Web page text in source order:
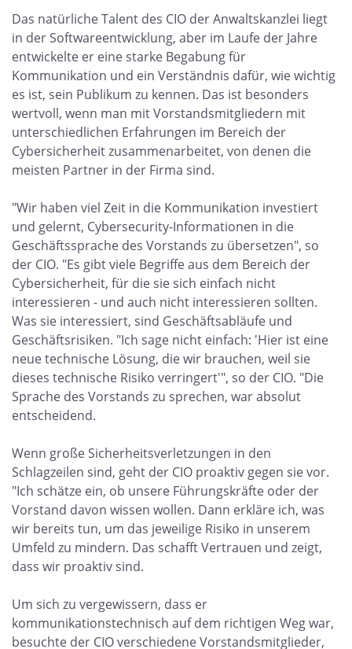
Das natürliche Talent des CIO der Anwaltskanzlei liegt
in der Softwareentwicklung, aber im Laufe der Jahre
entwickelte er eine starke Begabung für
Kommunikation und ein Verständnis dafür, wie wichtig
es ist, sein Publikum zu kennen. Das ist besonders
wertvoll, wenn man mit Vorstandsmitgliedern mit
unterschiedlichen Erfahrungen im Bereich der
Cybersicherheit zusammenarbeitet, von denen die
meisten Partner in der Firma sind.
"Wir haben viel Zeit in die Kommunikation investiert
und gelernt, Cybersecurity-Informationen in die
Geschäftssprache des Vorstands zu übersetzen", so
der CIO. "Es gibt viele Begriffe aus dem Bereich der
Cybersicherheit, für die sie sich einfach nicht
interessieren - und auch nicht interessieren sollten.
Was sie interessiert, sind Geschäftsabläufe und
Geschäftsrisiken. "Ich sage nicht einfach: 'Hier ist eine
neue technische Lösung, die wir brauchen, weil sie
dieses technische Risiko verringert'", so der CIO. "Die
Sprache des Vorstands zu sprechen, war absolut
entscheidend.
Wenn große Sicherheitsverletzungen in den
Schlagzeilen sind, geht der CIO proaktiv gegen sie vor.
"Ich schätze ein, ob unsere Führungskräfte oder der
Vorstand davon wissen wollen. Dann erkläre ich, was
wir bereits tun, um das jeweilige Risiko in unserem
Umfeld zu mindern. Das schafft Vertrauen und zeigt,
dass wir proaktiv sind.
Um sich zu vergewissern, dass er
kommunikationstechnisch auf dem richtigen Weg war,
besuchte der CIO verschiedene Vorstandsmitglieder,